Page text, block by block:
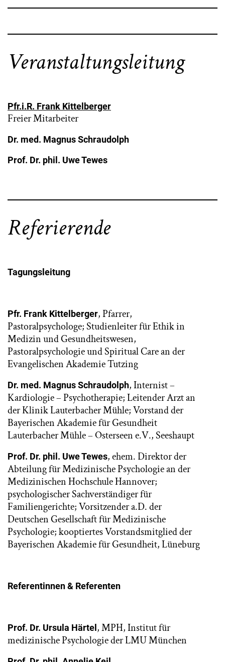
Veranstaltungsleitung
Pfr.i.R. Frank Kittelberger
Freier Mitarbeiter
Dr. med. Magnus Schraudolph
Prof. Dr. phil. Uwe Tewes
Referierende
Tagungsleitung
Pfr. Frank Kittelberger, Pfarrer,
Pastoralpsychologe; Studienleiter für Ethik in
Medizin und Gesundheitswesen,
Pastoralpsychologie und Spiritual Care an der
Evangelischen Akademie Tutzing
Dr. med. Magnus Schraudolph, Internist –
Kardiologie – Psychotherapie; Leitender Arzt an
der Klinik Lauterbacher Mühle; Vorstand der
Bayerischen Akademie für Gesundheit
Lauterbacher Mühle – Osterseen e.V., Seeshaupt
Prof. Dr. phil. Uwe Tewes, ehem. Direktor der
Abteilung für Medizinische Psychologie an der
Medizinischen Hochschule Hannover;
psychologischer Sachverständiger für
Familiengerichte; Vorsitzender a.D. der
Deutschen Gesellschaft für Medizinische
Psychologie; kooptiertes Vorstandsmitglied der
Bayerischen Akademie für Gesundheit, Lüneburg
Referentinnen & Referenten
Prof. Dr. Ursula Härtel , MPH, Institut für
medizinische Psychologie der LMU München